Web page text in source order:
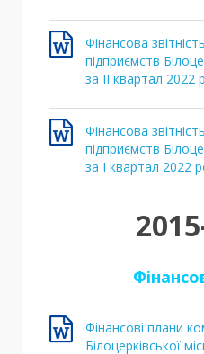
Фінансова
підприємств
за ІІ квартал 2022
Фінансова
підприємств
за І квартал 2022
Фінансові плани
Білоцерківської